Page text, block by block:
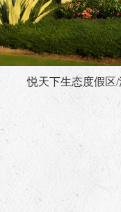
悦天下生态度假区